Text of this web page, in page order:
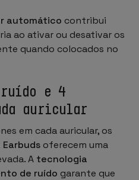
automático contribui
ao ativar ou desativar os
quando colocados no
ruído e 4
auricular
em cada auricular, os
oferecem uma
A tecnologia
de ruído garante que